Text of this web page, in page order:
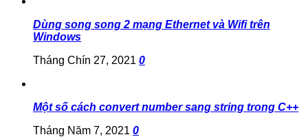
Dùng song song 2 mạng Ethernet và Wifi trên
Windows
Tháng Chín 27, 2021 0
Một số cách convert number sang string trong C++
Tháng Năm 7, 2021 0